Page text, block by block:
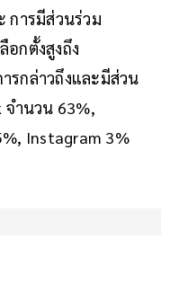
การมีส่วนร่วม
อกตั้งสูงถึง
รกล่าวถึงและมีส่วน
ำนวน 63%,
Instagram 3%